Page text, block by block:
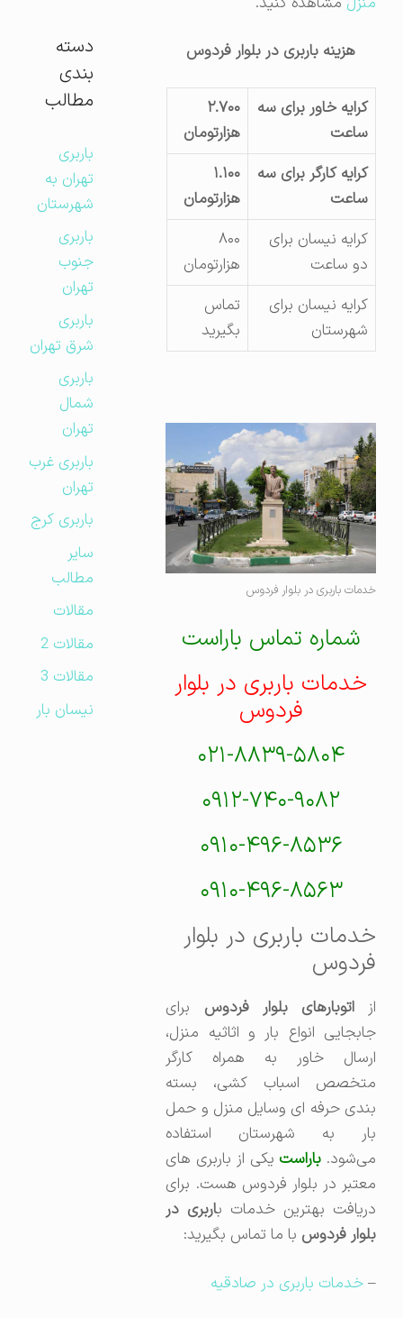
هزینه باربری در بلوار فردوس
کرایه خاور برای سه
ساعت
۲.۷۰۰
هزارتومان
کرایه کارگر برای سه
ساعت
۱.۱۰۰
هزارتومان
کرایه نیسان برای
دو ساعت
هزارتومان
کرایه نیسان برای
شهرستان
تماس
بگیرید
خدمات باربری در بلوار فردوس
شماره تماس باراست
خدمات باربری در بلوار
فردوس
۰۲۱-۸۸۳۹-۵۸۰۴
۰۹۱۲-۷۴۰-۹۰۸۲
۰۹۱۰-۴۹۶-۸۵۳۶
۰۹۱۰-۴۹۶-۸۵۶۳
خدمات باربری در بلوار
فردوس
اتوبارهای بلوار فردوسبرای
جابجایی انواع بار و اثاثیه منزل،
ارسال خاور به همراه کارگر
متخصص اسباب کشی، بسته
بندی حرفه ای وسایل منزل و حمل
بار به شهرستان استفاده
می‌شود.باراست یکی از باربری های
معتبر در بلوار فردوس هست. برای
دریافت بهترین خدمات باربری در
بلوار فردوسبا ما تماس بگیرید:
خدمات باربری در صادقیه
دسته
بندی
مطالب
باربری
تهران به
شهرستان
باربری
جنوب
تهران
باربری
شرق تهران
باربری
شمال
تهران
باربری غرب
تهران
باربری کرج
مطالب
مقالات
مقالات 2
مقالات 3
نیسان بار